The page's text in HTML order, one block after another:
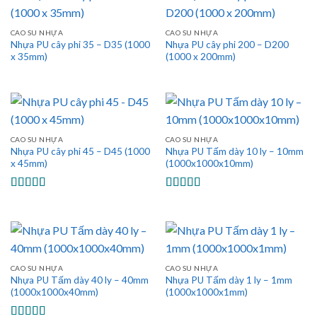
CAO SU NHỰA
Nhựa PU cây phi 35 – D35 (1000
x 35mm)
CAO SU NHỰA
Nhựa PU cây phi 200 – D200
(1000 x 200mm)
CAO SU NHỰA
Nhựa PU cây phi 45 – D45 (1000
x 45mm)
sao
CAO SU NHỰA
Nhựa PU Tấm dày 10 ly – 10mm
(1000x1000x10mm)
sao
CAO SU NHỰA
Nhựa PU Tấm dày 40 ly – 40mm
(1000x1000x40mm)
CAO SU NHỰA
Nhựa PU Tấm dày 1 ly – 1mm
(1000x1000x1mm)